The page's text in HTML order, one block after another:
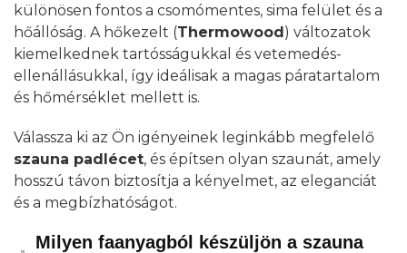
különösen fontos a csomómentes, sima felület és a
hőállóság. A hőkezelt (Thermowood) változatok
kiemelkednek tartósságukkal és vetemedés-
ellenállásukkal, így ideálisak a magas páratartalom
és hőmérséklet mellett is.
Válassza ki az Ön igényeinek leginkább megfelelő
szauna padlécet, és építsen olyan szaunát, amely
hosszú távon biztosítja a kényelmet, az eleganciát
és a megbízhatóságot.
Milyen faanyagból készüljön a szauna